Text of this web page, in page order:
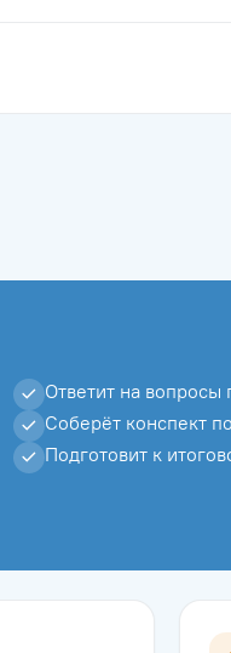
Ответит на вопросы
Соберёт конспект
Подготовит к